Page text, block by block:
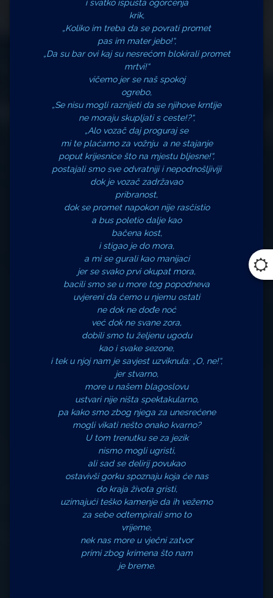
i svatko ispušta ogorčenja
krik,
„Koliko im treba da se povrati promet
pas im mater jebo!“,
„Da su bar ovi kaj su nesrećom blokirali promet
mrtvi!“
vičemo jer se naš spokoj
ogrebo,
„Se nisu mogli raznijeti da se njihove krntije
ne moraju skupljati s ceste!?“,
„Alo vozač daj proguraj se
mi te plaćamo za vožnju a ne stajanje
poput krijesnice što na mjestu bljesne!“,
postajali smo sve odvratniji i nepodnošljiviji
dok je vozač zadržavao
pribranost,
dok se promet napokon nije rasčistio
a bus poletio dalje kao
bačena kost,
i stigao je do mora,
a mi se gurali kao manijaci
jer se svako prvi okupat mora,
bacili smo se u more tog popodneva
uvjereni da ćemo u njemu ostati
ne dok ne dođe noć
već dok ne svane zora,
dobili smo tu željenu ugodu
kao i svake sezone,
i tek u njoj nam je savjest uzviknula: „O, ne!“,
jer stvarno,
more u našem blagoslovu
ustvari nije ništa spektakularno,
pa kako smo zbog njega za unesrećene
mogli vikati nešto onako kvarno?
U tom trenutku se za jezik
nismo mogli ugristi,
ali sad se delirij povukao
ostavivši gorku spoznaju koja će nas
do kraja života gristi,
uzimajući teško kamenje da ih vežemo
za sebe odtempirali smo to
vrijeme,
nek nas more u vječni zatvor
primi zbog krimena što nam
je breme.